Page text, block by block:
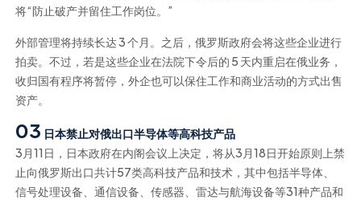
将“防止破产并留住工作岗位。”
外部管理将持续长达 3 个月。之后，俄罗斯政府会将这些企业进行
拍卖。不过，若是这些企业在法院下令后的 5 天内重启在俄业务，
收归国有程序将暂停，外企也可以保住工作和商业活动的方式出售
资产。
03 日本禁止对俄出口半导体等高科技产品
3月11日，日本政府在内阁会议上决定，将从3月18日开始原则上禁
止向俄罗斯出口共计57类高科技产品和技术，其中包括半导体、
信号处理设备、通信设备、传感器、雷达与航海设备等31种产品和